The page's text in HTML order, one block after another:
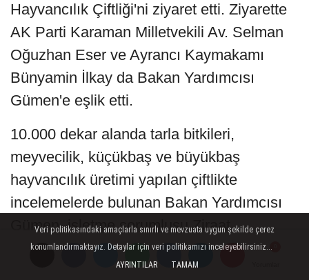
Hayvancılık Çiftliği'ni ziyaret etti. Ziyarette
AK Parti Karaman Milletvekili Av. Selman
Oğuzhan Eser ve Ayrancı Kaymakamı
Bünyamin İlkay da Bakan Yardımcısı
Gümen'e eşlik etti.
10.000 dekar alanda tarla bitkileri,
meyvecilik, küçükbaş ve büyükbaş
hayvancılık üretimi yapılan çiftlikte
incelemelerde bulunan Bakan Yardımcısı
Gümen, işletme sorumlusu Ziraat
Mühendisi Servet Yaşar'dan yürütülen
çalışmalar ve üretimler hakkında detaylı
Veri politikasındaki amaçlarla sınırlı ve mevzuata uygun şekilde çerez
konumlandırmaktayız. Detaylar için veri politikamızı inceleyebilirsiniz...
AYRINTILAR
TAMAM